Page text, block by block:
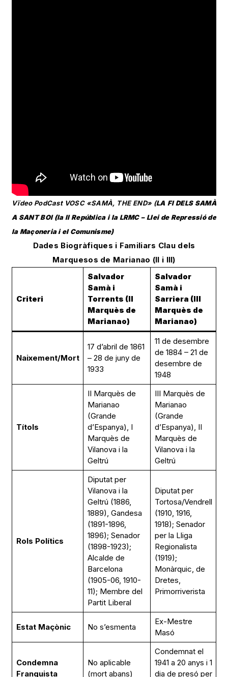
Vïdeo PodCast VOSC «SAMÀ, THE END» (LA FI DELS SAMÀ
A SANT BOI (la II República i la LRMC – Llei de Repressió de
la Maçoneria i el Comunisme)
Dades Biogràfiques i Familiars Clau dels
Marquesos de Marianao (II i III)
Criteri
Salvador
Samà i
Torrents (II
Marquès de
Marianao)
Salvador
Samà i
Sarriera (III
Marquès de
Marianao)
Naixement/Mort
17 d’abril de 1861
– 28 de juny de
1933
11 de desembre
de 1884 – 21 de
desembre de
1948
Títols
II Marquès de
Marianao
(Grande
d’Espanya), I
Marquès de
Vilanova i la
Geltrú
III Marquès de
Marianao
(Grande
d’Espanya), II
Marquès de
Vilanova i la
Geltrú
Rols Polítics
Diputat per
Vilanova i la
Geltrú (1886,
1889), Gandesa
(1891-1896,
1896); Senador
(1898-1923);
Alcalde de
Barcelona
(1905-06, 1910-
11); Membre del
Partit Liberal
Diputat per
Tortosa/Vendrell
(1910, 1916,
1918); Senador
per la Lliga
Regionalista
(1919);
Monàrquic, de
Dretes,
Primorriverista
Estat Maçònic No s’esmenta
Ex-Mestre
Masó
Condemna
Franquista
No aplicable
(mort abans)
Condemnat el
1941 a 20 anys i 1
dia de presó per